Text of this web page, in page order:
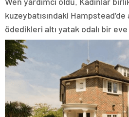
kuzeybatısındaki
ödedikleri altı yatak odalı bir eve